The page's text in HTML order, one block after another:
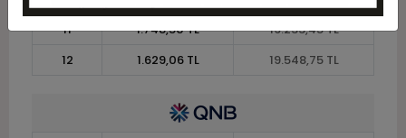
11
1.748,50 TL
19.233,45 TL
12
1.629,06 TL 19.548,75 TL